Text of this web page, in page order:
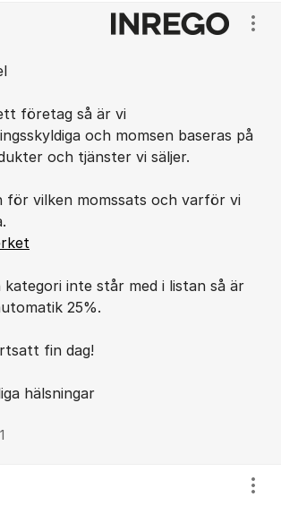
företag så är vi
och momsen baseras på
och tjänster vi säljer.
för vilken momssats och varför vi
kategori inte står med i listan så är
25%.
fin dag!
hälsningar